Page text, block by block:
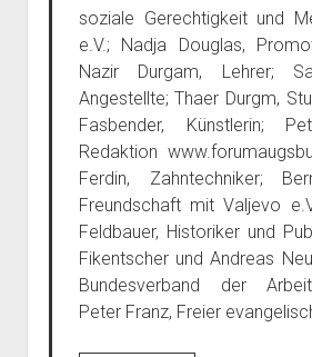
soziale Gerechtigkeit und
e.V.; Nadja Douglas,
Nazir Durgam, Lehrer;
Angestellte; Thaer Durgm,
Fasbender, Künstlerin;
Redaktion
Ferdin, Zahntechniker;
Freundschaft mit Valjevo
Feldbauer, Historiker und
Fikentscher und Andreas
Bundesverband der
Peter Franz, Freier